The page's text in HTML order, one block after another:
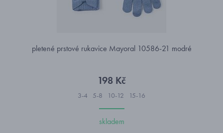
pletené prstové rukavice Mayoral 10586-21 modré
198 Kč
3-4 5-8 10-12 15-16
skladem